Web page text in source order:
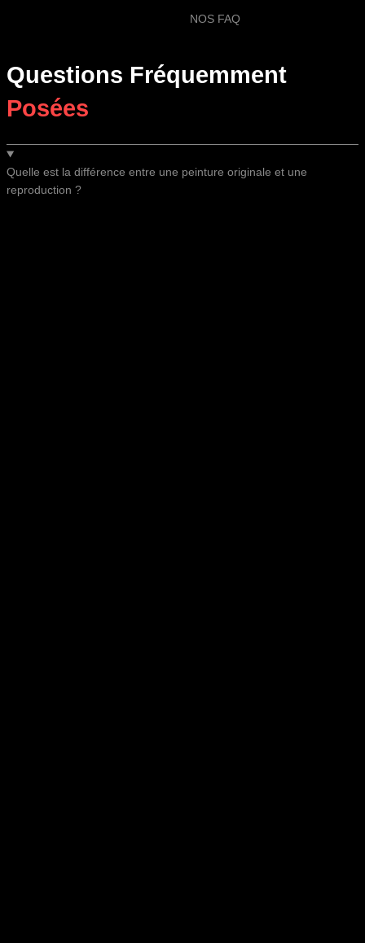
NOS FAQ
Questions Fréquemment
Posées
Quelle est la différence entre une peinture originale et une
reproduction ?